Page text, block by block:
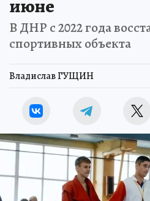
июне
В ДНР с 2022 года
спортивных объекта
Владислав ГУЩИН